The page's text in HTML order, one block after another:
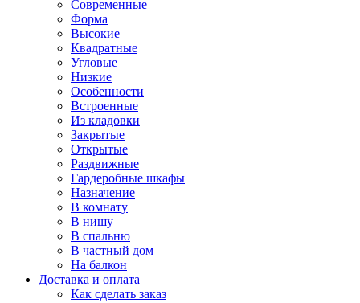
Современные
Форма
Высокие
Квадратные
Угловые
Низкие
Особенности
Встроенные
Из кладовки
Закрытые
Открытые
Раздвижные
Гардеробные шкафы
Назначение
В комнату
В нишу
В спальню
В частный дом
На балкон
Доставка и оплата
Как сделать заказ